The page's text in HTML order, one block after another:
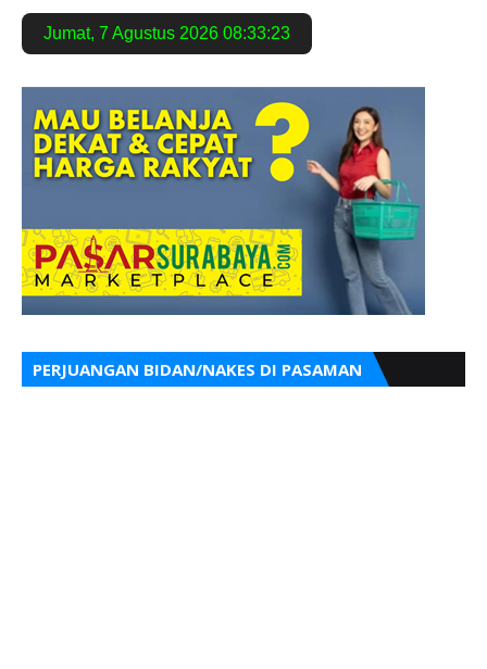
Jumat, 7 Agustus 2026 08:33:24
PERJUANGAN BIDAN/NAKES DI PASAMAN